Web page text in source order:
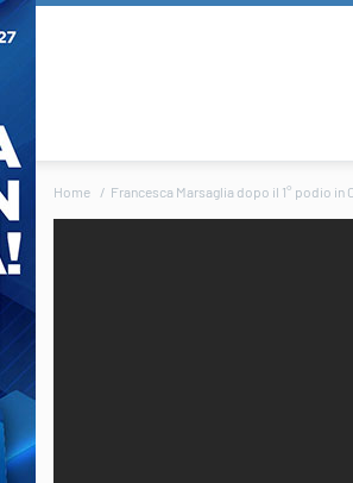
Home Francesca Marsaglia dopo il 1° podio in